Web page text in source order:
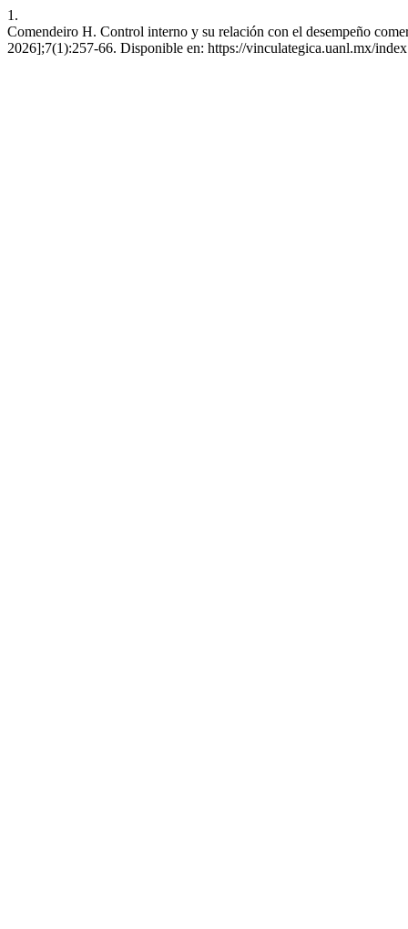
1.
Comendeiro H. Control interno y su relación con el desempeño
2026];7(1):257-66. Disponible en: https://vinculategica.uanl.mx/